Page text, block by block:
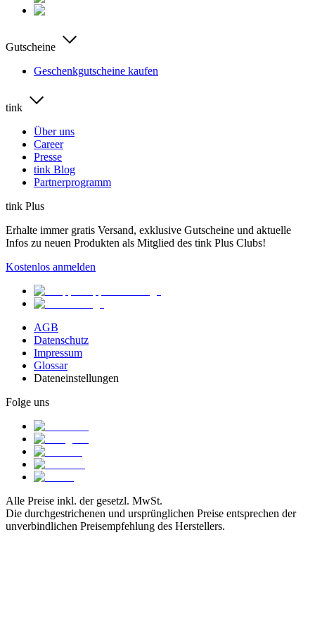
Gutscheine
Geschenkgutscheine kaufen
tink
Über uns
Career
Presse
tink Blog
Partnerprogramm
tink Plus
Erhalte immer gratis Versand, exklusive Gutscheine und aktuelle
Infos zu neuen Produkten als Mitglied des tink Plus Clubs!
Kostenlos anmelden
AGB
Datenschutz
Impressum
Glossar
Dateneinstellungen
Folge uns
Alle Preise inkl. der gesetzl. MwSt.
Die durchgestrichenen und ursprünglichen Preise entsprechen der
unverbindlichen Preisempfehlung des Herstellers.